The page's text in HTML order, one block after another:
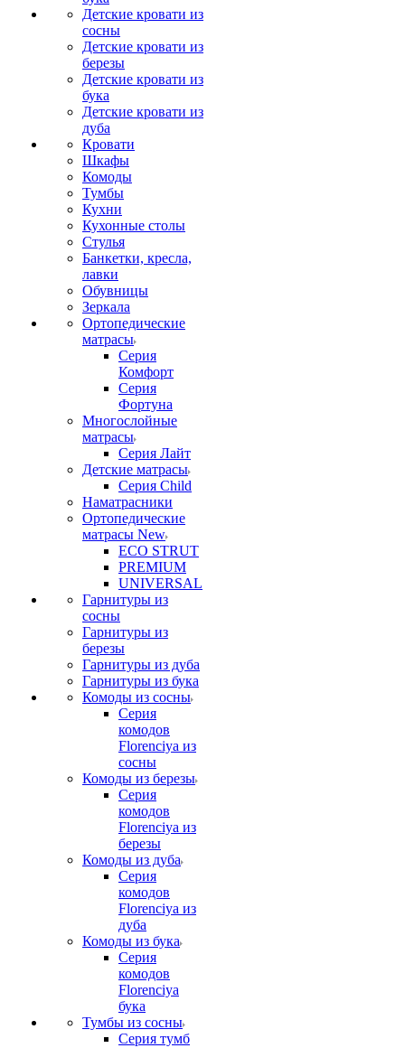
Детские кровати из
сосны
Детские кровати из
березы
Детские кровати из
бука
Детские кровати из
дуба
Кровати
Шкафы
Комоды
Тумбы
Кухни
Кухонные столы
Стулья
Банкетки, кресла,
лавки
Обувницы
Зеркала
Ортопедические
матрасы
Серия
Комфорт
Серия
Фортуна
Многослойные
матрасы
Серия Лайт
Детские матрасы
Серия Child
Наматрасники
Ортопедические
матрасы New
ECO STRUT
PREMIUM
UNIVERSAL
Гарнитуры из
сосны
Гарнитуры из
березы
Гарнитуры из дуба
Гарнитуры из бука
Комоды из сосны
Серия
комодов
Florenciya из
сосны
Комоды из березы
Серия
комодов
Florenciya из
березы
Комоды из дуба
Серия
комодов
Florenciya из
дуба
Комоды из бука
Серия
комодов
Florenciya
бука
Тумбы из сосны
Серия тумб